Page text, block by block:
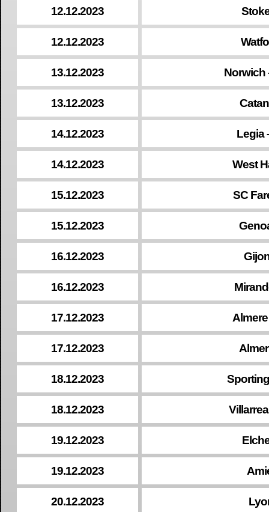
12.12.2023
12.12.2023
13.12.2023 Norwich
13.12.2023
14.12.2023 Legia
14.12.2023 West
15.12.2023 SC
15.12.2023
16.12.2023
16.12.2023
17.12.2023
17.12.2023
18.12.2023
18.12.2023
19.12.2023
19.12.2023
20.12.2023